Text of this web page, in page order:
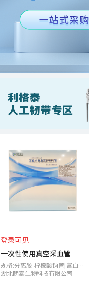
登录可见
一次性使用真空采血管
规格:分离胶-柠檬酸钠管[富血小板血浆(PRP)管],规格:9ml
湖北朗泰生物科技有限公司